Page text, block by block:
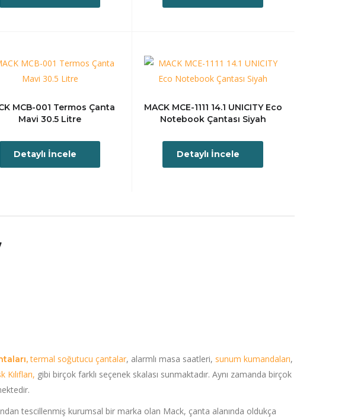
MCB-001 Termos Çanta
Mavi 30.5 Litre
Detaylı İncele
MACK MCE-1111 14.1 UNICITY Eco
Notebook Çantası Siyah
Detaylı İncele
termal soğutucu çantalar, alarmlı masa saatleri, sunum kumandaları,
Kılıfları, gibi birçok farklı seçenek skalası sunmaktadır. Aynı zamanda birçok
tescillenmiş kurumsal bir marka olan Mack, çanta alanında oldukça